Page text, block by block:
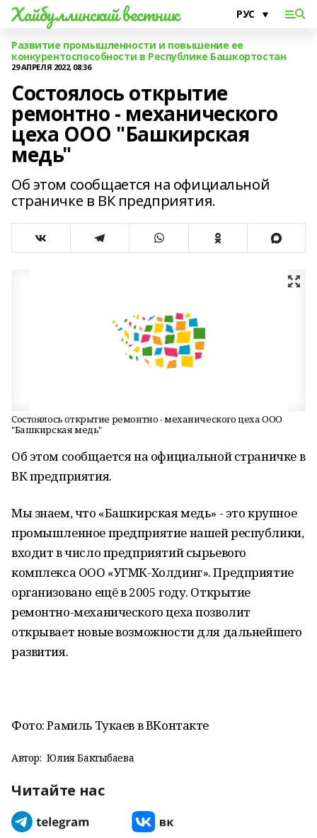
Хайбуллинский вестник
Развитие промышленности и повышение ее
конкурентоспособности в Республике Башкортостан
29 АПРЕЛЯ 2022, 08:36
Состоялось открытие
ремонтно - механического
цеха ООО "Башкирская
медь"
Об этом сообщается на официальной
страничке в ВК предприятия.
Состоялось открытие ремонтно - механического цеха ООО
"Башкирская медь"
Об этом сообщается на официальной страничке в
ВК предприятия.
Мы знаем, что «Башкирская медь» - это крупное
промышленное предприятие нашей республики,
входит в число предприятий сырьевого
комплекса ООО «УГМК-Холдинг». Предприятие
организовано ещё в 2005 году. Открытие
ремонтно-механического цеха позволит
открывает новые возможности для дальнейшего
развития.
Фото: Рамиль Тукаев в ВКонтакте
Автор: Юлия Бактыбаева
Читайте нас